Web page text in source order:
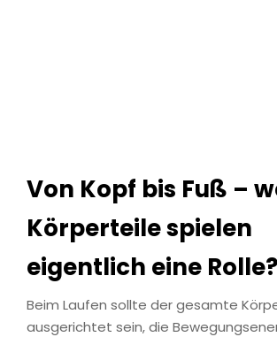
Von Kopf bis Fuß –
Körperteile spielen
eigentlich eine Rolle?
Beim Laufen sollte der gesamte
ausgerichtet sein, die